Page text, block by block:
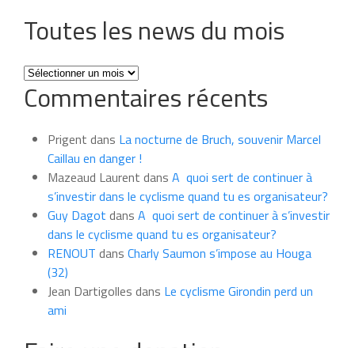
Toutes les news du mois
Toutes
les
news
mois
Commentaires récents
Prigent dans La nocturne de Bruch, souvenir Marcel
Caillau en danger !
Mazeaud Laurent dans A quoi sert de continuer à
s’investir dans le cyclisme quand tu es organisateur?
Guy Dagot dans A quoi sert de continuer à s’investir
dans le cyclisme quand tu es organisateur?
RENOUT dans Charly Saumon s’impose au Houga
(32)
Jean Dartigolles dans Le cyclisme Girondin perd un
ami